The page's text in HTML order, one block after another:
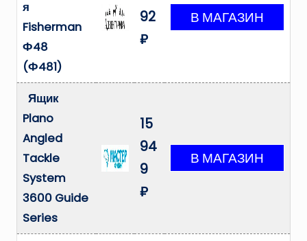
я
Fisherman
Ф48
(Ф481)
92
₽
Ящик
Plano
Angled
Tackle
System
3600 Guide
Series
15
94
9
₽